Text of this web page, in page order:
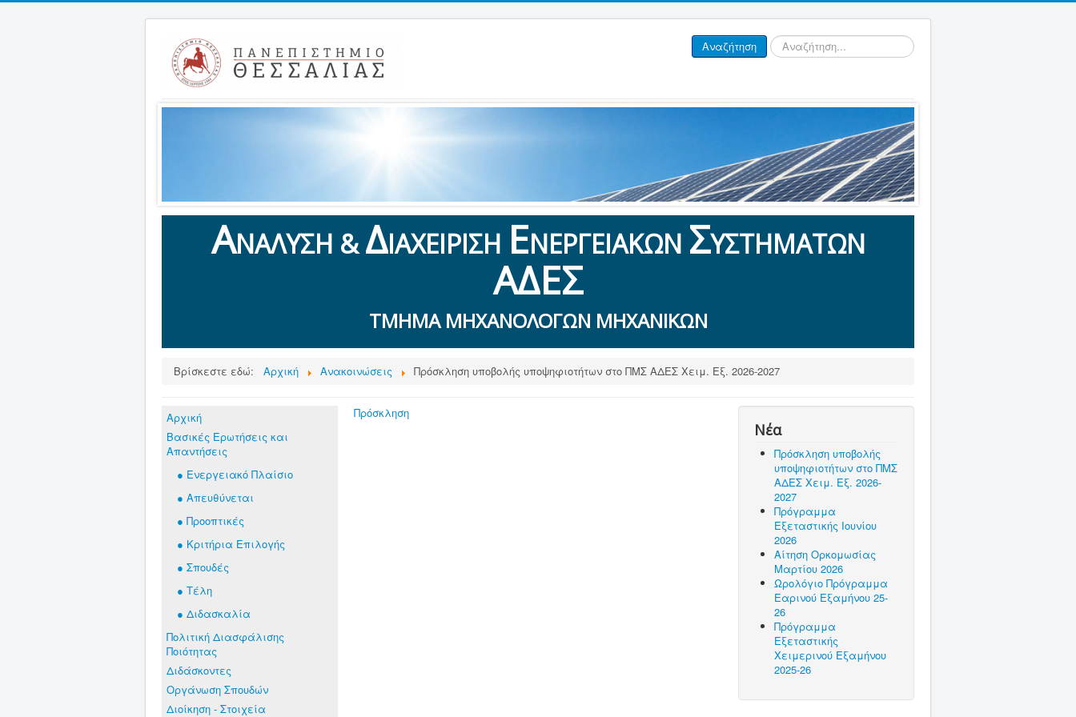
Αναζήτηση Αναζήτηση...
ΑΝΑΛΥΣΗ &ΔΙΑΧΕΙΡΙΣΗ ΕΝΕΡΓΕΙΑΚΩΝ ΣΥΣΤΗΜΑΤΩN
ΑΔΕΣ
ΤΜΗΜΑ ΜΗΧΑΝΟΛΟΓΩΝ ΜΗΧΑΝΙΚΩΝ
Βρίσκεστε εδώ: Αρχική Ανακοινώσεις Πρόσκληση υποβολής υποψηφιοτήτων στο ΠΜΣ ΑΔΕΣ Χειμ. Εξ. 2026-2027
Αρχική
Βασικές Ερωτήσεις και
Απαντήσεις
● Ενεργειακό Πλαίσιο
● Απευθύνεται
● Προοπτικές
● Κριτήρια Επιλογής
● Σπουδές
● Τέλη
● Διδασκαλία
Πολιτική Διασφάλισης
Ποιότητας
Διδάσκοντες
Οργάνωση Σπουδών
Διοίκηση - Στοιχεία
Πρόσκληση
Νέα
Πρόσκληση υποβολής
υποψηφιοτήτων στο ΠΜΣ
ΑΔΕΣ Χειμ. Εξ. 2026-
2027
Πρόγραμμα
Εξεταστικής Ιουνίου
2026
Αίτηση Ορκομωσίας
Μαρτίου 2026
Ωρολόγιο Πρόγραμμα
Εαρινού Εξαμήνου 25-
26
Πρόγραμμα
Εξεταστικής
Χειμερινού Εξαμήνου
2025-26